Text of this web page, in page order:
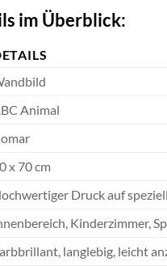
im Überblick:
Animal
x 70 cm
Druck auf
Kinderzimmer,
langlebig, leicht